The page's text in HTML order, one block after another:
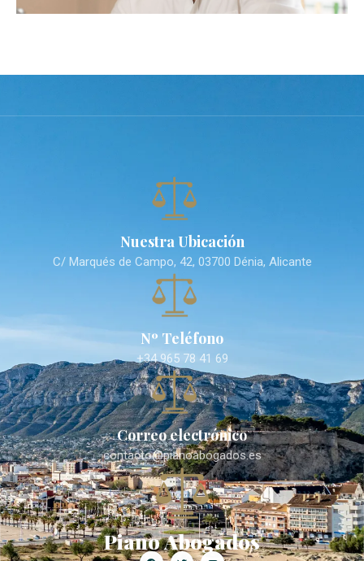
Nuestra Ubicación
C/ Marqués de Campo, 42, 03700 Dénia, Alicante
Nº Teléfono
+34 965 78 41 69
Correo electrónico
contacto@pianoabogados.es
Piano Abogados